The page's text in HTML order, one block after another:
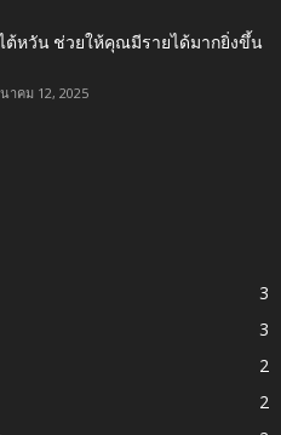
ต้หวัน ช่วยให้คุณมีรายได้มากยิ่งขึ้น
าคม 12, 2025
3
3
2
2